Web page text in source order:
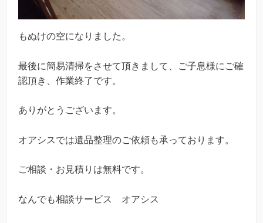
もぬけの空になりました。
最後に簡易清掃をさせて頂きまして、ご子息様にご確
認頂き、作業終了です。
ありがとうございます。
オアシスでは遺品整理のご依頼も承っております。
ご相談・お見積りは無料です。
なんでも相談サービス オアシス